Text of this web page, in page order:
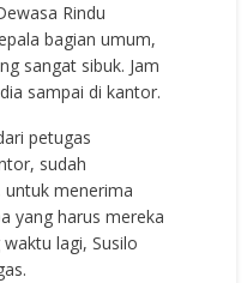
Rindu
bagian umum,
sangat sibuk. Jam
sampai di kantor.
petugas
sudah
untuk menerima
yang harus mereka
lagi, Susilo